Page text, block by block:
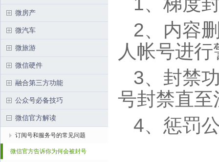
微房产
微汽车
微旅游
微信硬件
融合第三方功能
公众号必备技巧
微信官方解读
订阅号和服务号的常见问题
微信官方告诉你为何会被封号
2、内容
人帐号进
3、封禁
号封禁直至
4、惩罚